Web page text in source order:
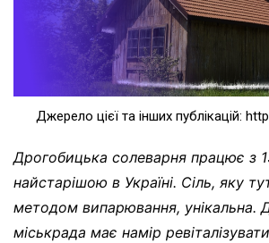
Джерело цієї та інших публікацій:
Дрогобицька солеварня працює з
найстарішою в Україні. Сіль, яку
методом випарювання, унікальна.
міськрада має намір